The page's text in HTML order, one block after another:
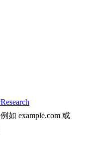
Research
如 example.com 或